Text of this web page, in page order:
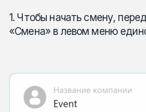
1. Чтобы начать смену,
«Смена» в левом меню